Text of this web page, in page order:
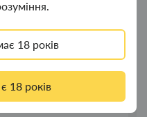
18 років
18 років
Focus із USB
20 сиг
дерев'яна пряма 13см